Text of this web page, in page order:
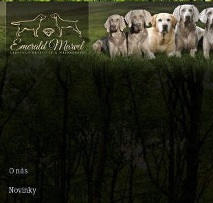
O nás
Novinky